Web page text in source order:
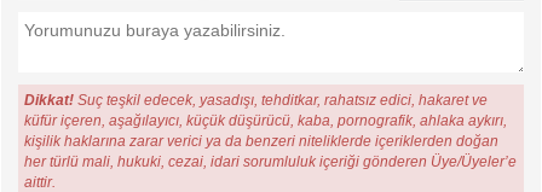
Dikkat! Suç teşkil edecek, yasadışı, tehditkar, rahatsız edici, hakaret ve
küfür içeren, aşağılayıcı, küçük düşürücü, kaba, pornografik, ahlaka aykırı,
kişilik haklarına zarar verici ya da benzeri niteliklerde içeriklerden doğan
her türlü mali, hukuki, cezai, idari sorumluluk içeriği gönderen Üye/Üyeler’e
aittir.